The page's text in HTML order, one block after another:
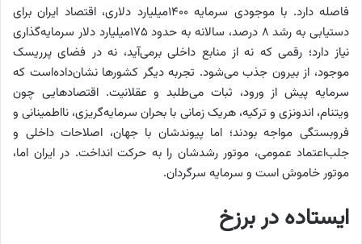
فاصله دارد. با موجودی سرمایه 1400میلیارد دلاری، اقتصاد ایران برای
دستیابی به رشد 8 درصد، سالانه به حدود 175میلیارد دلار سرمایه‌گذاری
نیاز دارد؛ رقمی که نه از منابع داخلی برمی‌‌‌‌‌آید، نه در فضای پرریسک
موجود، از بیرون جذب می‌شود. تجربه دیگر کشورها نشان‌داده‌است که
سرمایه پیش از ورود، ثبات می‌طلبد و عقلانیت. اقتصادهایی چون
ویتنام، اندونزی و ترکیه، هریک زمانی با بحران سرمایه‌‌‌‌‌گریزی، نااطمینانی و
فروبستگی مواجه بودند؛ اما پیوندشان با جهان، اصلاحات داخلی و
جلب‌اعتماد عمومی، موتور رشدشان را به حرکت انداخت. در ایران اما،
موتور خاموش است و سرمایه سرگردان.
ایستاده در برزخ